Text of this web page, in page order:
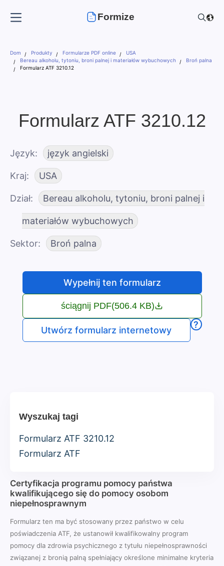
Formize
Dom Produkty Formularze PDF online
USA
Bereau alkoholu, tytoniu, broni palnej i materiałów wybuchowych
Broń palna
Formularz ATF 3210.12
Formularz ATF 3210.12
Język język angielski
Kraj USA
Dział Bereau alkoholu, tytoniu, broni palnej i
materiałów wybuchowych
Sektor Broń palna
Wypełnij ten formularz
ściągnij PDF(506.4 KB)
Utwórz formularz internetowy
?
Certyfikacja programu pomocy państwa
kwalifikującego się do pomocy osobom
niepełnosprawnym
Formularz ten ma być stosowany przez państwo w celu
poświadczenia ATF, że ustanowił kwalifikowalny program
pomocy dla zdrowia psychicznego z tytułu niepełnosprawności
związanej z bronią palną spełniający określone minimalne kryteria
Wyszukaj tagi
Formularz ATF 3210.12
Formularz ATF